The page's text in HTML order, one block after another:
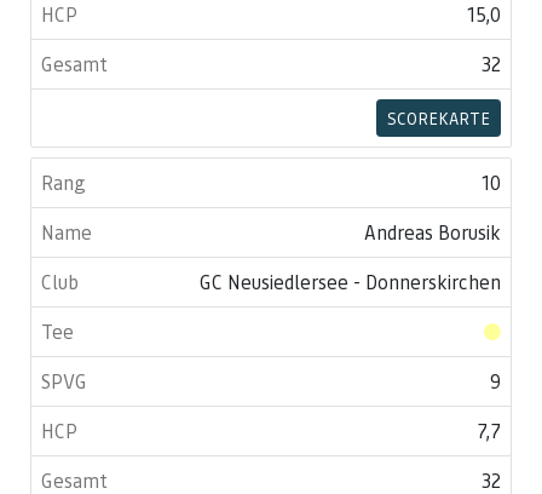
15,0
32
SCOREKARTE
10
Andreas Borusik
GC Neusiedlersee - Donnerskirchen
9
7,7
32